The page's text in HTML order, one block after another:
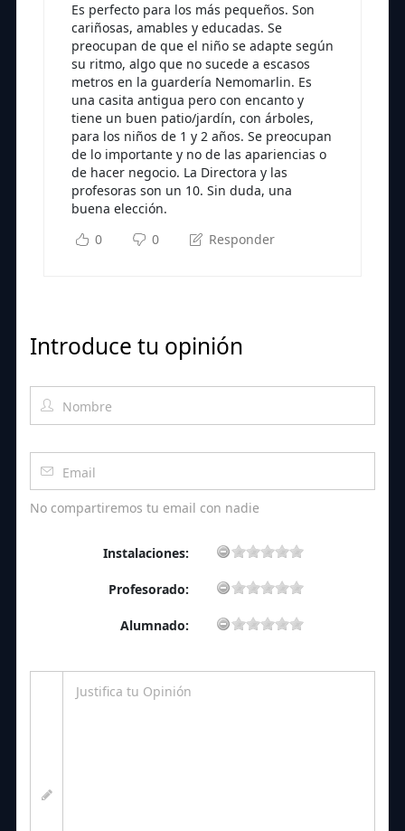
Es perfecto para los más pequeños. Son
cariñosas, amables y educadas. Se
preocupan de que el niño se adapte según
su ritmo, algo que no sucede a escasos
metros en la guardería Nemomarlin. Es
una casita antigua pero con encanto y
tiene un buen patio/jardín, con árboles,
para los niños de 1 y 2 años. Se preocupan
de lo importante y no de las apariencias o
de hacer negocio. La Directora y las
profesoras son un 10. Sin duda, una
buena elección.
0
0 Responder
Introduce tu opinión
No compartiremos tu email con nadie
Instalaciones:
Profesorado:
Alumnado: